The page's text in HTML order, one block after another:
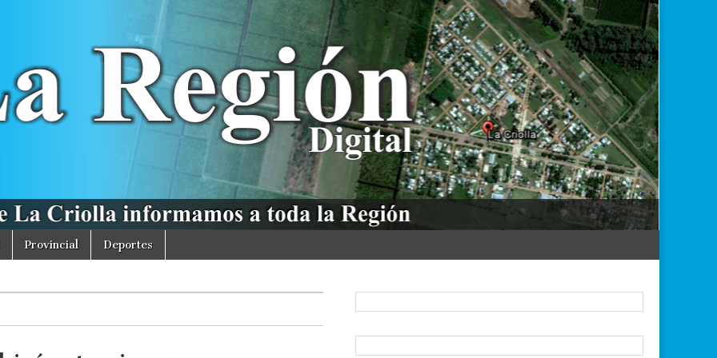
Provincial Deportes